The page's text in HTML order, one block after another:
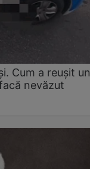
Cum a reușit un
nevăzut